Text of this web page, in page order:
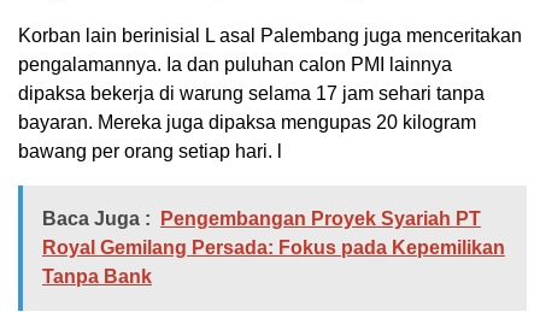
Korban lain berinisial L asal Palembang juga menceritakan
pengalamannya. Ia dan puluhan calon PMI lainnya
dipaksa bekerja di warung selama 17 jam sehari tanpa
bayaran. Mereka juga dipaksa mengupas 20 kilogram
bawang per orang setiap hari. l
Baca Juga :
Pengembangan Proyek Syariah PT
Royal Gemilang Persada: Fokus pada Kepemilikan
Tanpa Bank